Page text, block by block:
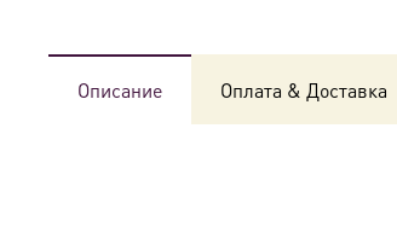
Описание Оплата & Доставка